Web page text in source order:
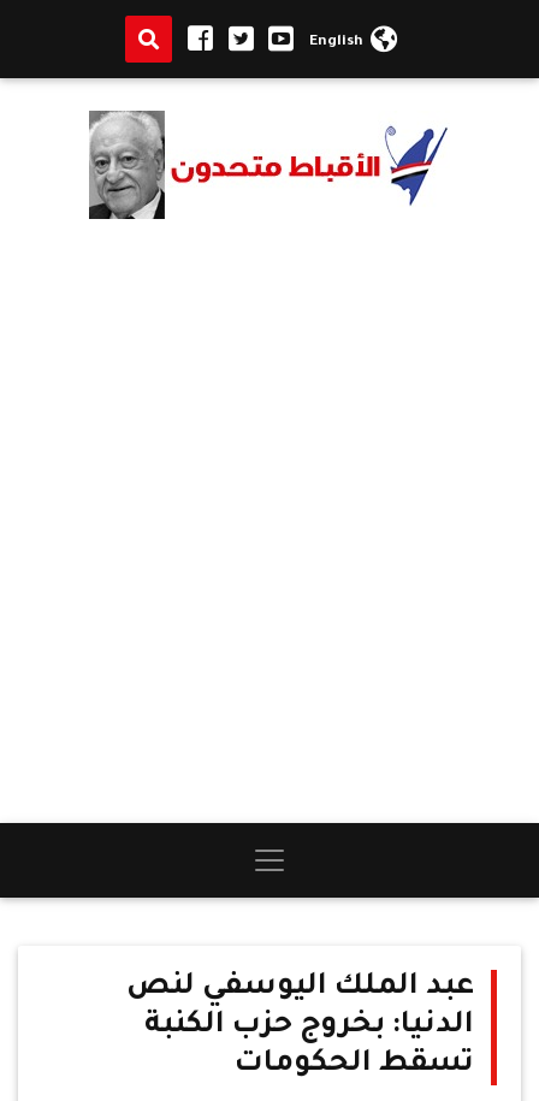
English
عبد الملك اليوسفي لنص
الدنيا: بخروج حزب الكنبة
تسقط الحكومات